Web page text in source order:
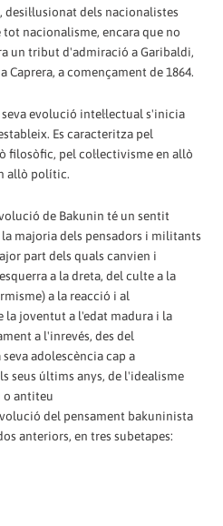
dels nacionalistes
nacionalisme, encara que no
un tribut d'admiració a Garibaldi,
a començament de 1864.
evolució intel·lectual s'inicia
Es caracteritza pel
filosòfic, pel col·lectivisme en allò
allò polític.
de Bakunin té un sentit
majoria dels pensadors i militants
part dels quals canvien i
a la dreta, del culte a la
a la reacció i al
la joventut a l'edat madura i la
a l'inrevés, des del
adolescència cap a
seus últims anys, de l'idealisme
o antiteu
del pensament bakuninista
anteriors, en tres subetapes: